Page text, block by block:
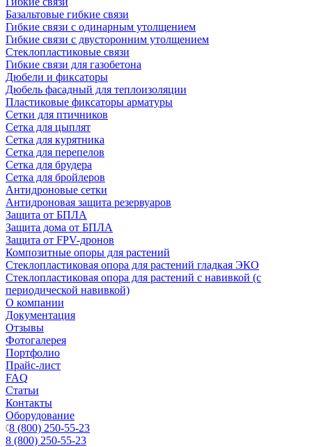
Базальтовые гибкие связи
Гибкие связи с одинарным утолщением
Гибкие связи с двусторонним утолщением
Стеклопластиковые связи
Гибкие связи для газобетона
Дюбели и фиксаторы
Дюбель фасадный для теплоизоляции
Пластиковые фиксаторы арматуры
Сетки для птичников
Сетка для цыплят
Сетка для курятника
Сетка для перепелов
Сетка для брудера
Сетка для бройлеров
Антидроновые сетки
Антидроновая защита резервуаров
Защита от БПЛА
Защита дома от БПЛА
Защита от FPV-дронов
Композитные опоры для растений
Стеклопластиковая опора для растений гладкая ЭКО
Стеклопластиковая опора для растений с навивкой (с
периодической навивкой)
О компании
Документация
Отзывы
Фотогалерея
Портфолио
Прайс-лист
FAQ
Статьи
Контакты
Оборудование
8 (800) 250-55-23
8 (800) 250-55-23